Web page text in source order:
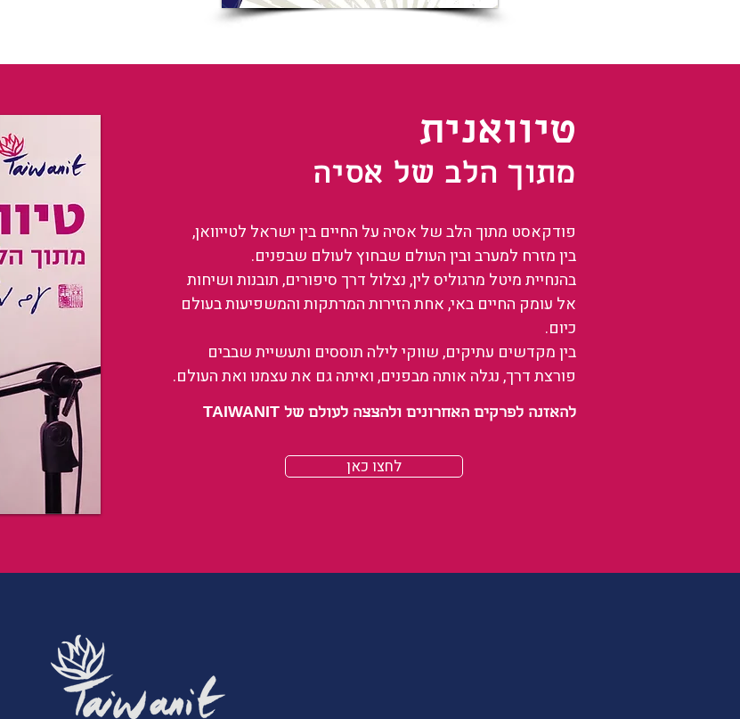
טיוואנית
מתוך הלב של אסיה
פודקאסט מתוך הלב של אסיה על החיים בין ישראל לטייוואן,
בין מזרח למערב ובין העולם שבחוץ לעולם שבפנים.
בהנחיית מיטל מרגוליס לין, נצלול דרך סיפורים, תובנות ושיחות
אל עומק החיים באי, אחת הזירות המרתקות והמשפיעות בעולם
כיום.
בין מקדשים עתיקים, שווקי לילה תוססים ותעשיית שבבים
פורצת דרך, נגלה אותה מבפנים, ואיתה גם את עצמנו ואת העולם.
להאזנה לפרקים האחרונים ולהצצה לעולם של TAIWANIT
לחצו כאן